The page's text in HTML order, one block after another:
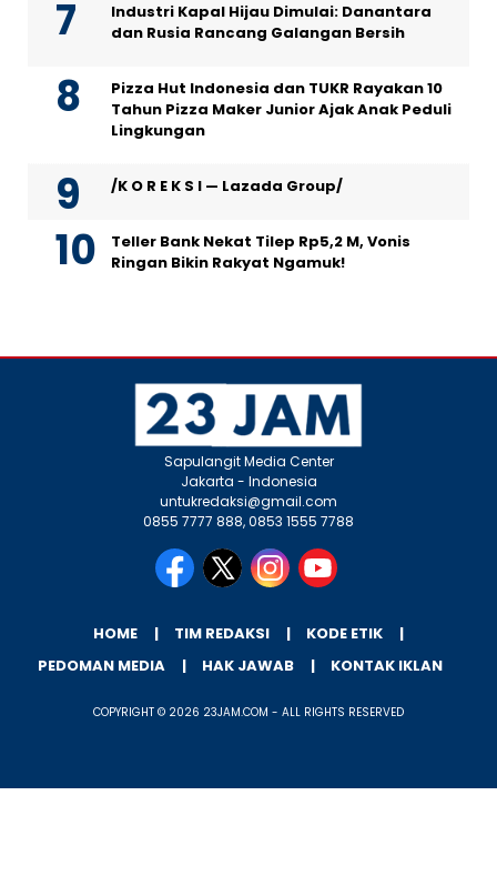
Industri Kapal Hijau Dimulai: Danantara
dan Rusia Rancang Galangan Bersih
Pizza Hut Indonesia dan TUKR Rayakan 10
Tahun Pizza Maker Junior Ajak Anak Peduli
Lingkungan
/K O R E K S I — Lazada Group/
Teller Bank Nekat Tilep Rp5,2 M, Vonis
Ringan Bikin Rakyat Ngamuk!
Sapulangit Media Center
Jakarta - Indonesia
untukredaksi@gmail.com
0855 7777 888, 0853 1555 7788
HOME TIM REDAKSI
KODE ETIK
PEDOMAN MEDIA
HAK JAWAB KONTAK IKLAN
COPYRIGHT © 2026 23JAM.COM - ALL RIGHTS RESERVED